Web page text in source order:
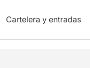
Cartelera y entradas